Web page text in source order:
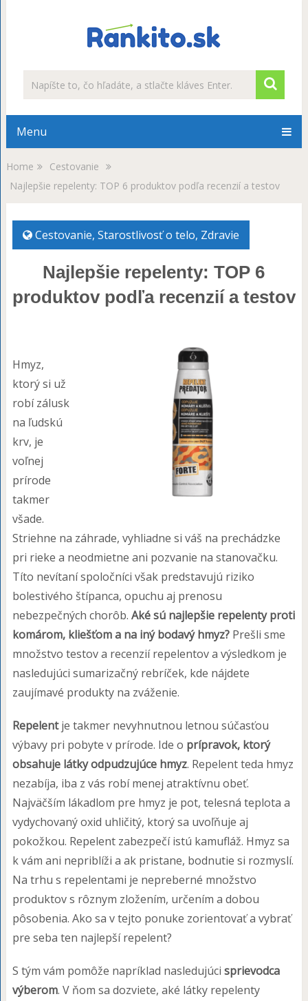
Menu
Home
Cestovanie
Najlepšie repelenty: TOP 6 produktov podľa recenzií a testov
Cestovanie, Starostlivosť o telo, Zdravie
Najlepšie repelenty: TOP 6
produktov podľa recenzií a testov
Hmyz,
ktorý si už
robí zálusk
na ľudskú
krv, je
voľnej
prírode
takmer
všade.
Striehne na záhrade, vyhliadne si váš na prechádzke
pri rieke a neodmietne ani pozvanie na stanovačku.
Títo nevítaní spoločníci však predstavujú riziko
bolestivého štípanca, opuchu aj prenosu
nebezpečných chorôb. Aké sú najlepšie repelenty proti
komárom, kliešťom a na iný bodavý hmyz?Prešli sme
množstvo testov a recenzií repelentov a výsledkom je
nasledujúci sumarizačný rebríček, kde nájdete
zaujímavé produkty na zváženie.
Repelentje takmer nevyhnutnou letnou súčasťou
výbavy pri pobyte v prírode. Ide o prípravok, ktorý
obsahuje látky odpudzujúce hmyz. Repelent teda hmyz
nezabíja, iba z vás robí menej atraktívnu obeť.
Najväčším lákadlom pre hmyz je pot, telesná teplota a
vydychovaný oxid uhličitý, ktorý sa uvoľňuje aj
pokožkou. Repelent zabezpečí istú kamufláž. Hmyz sa
k vám ani nepriblíži a ak pristane, bodnutie si rozmyslí.
Na trhu s repelentami je nepreberné množstvo
produktov s rôznym zložením, určením a dobou
pôsobenia. Ako sa v tejto ponuke zorientovať a vybrať
pre seba ten najlepší repelent?
S tým vám pomôže napríklad nasledujúci sprievodca
výberom. V ňom sa dozviete, aké látky repelenty